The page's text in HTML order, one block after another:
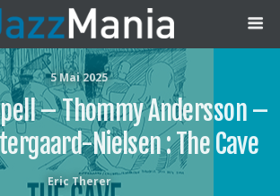
5 Mai 2025
– Thommy Andersson –
Nielsen : The Cave
Eric Therer